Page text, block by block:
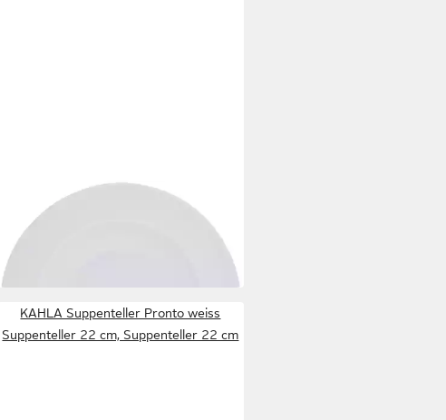
Suppenteller Aronda 23 cm
ab 12,90 €
lieferbar in 3 Wochen
KAHLA Suppenteller Pronto weiss
Suppenteller 22 cm, Suppenteller 22 cm